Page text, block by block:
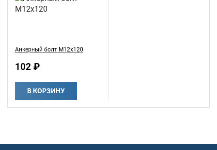
Анкерный болт М12х120
102 ₽
В КОРЗИНУ